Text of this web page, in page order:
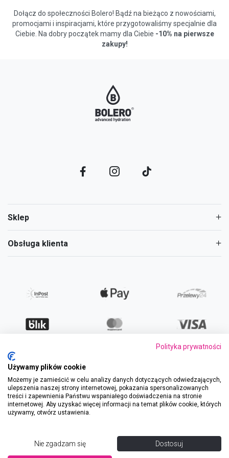
Sklep
Obsługa klienta
Dołącz do społeczności Bolero! Bądź na bieżąco z nowościami,
promocjami i inspiracjami, które przygotowaliśmy specjalnie dla
Ciebie. Na dobry początek mamy dla Ciebie -10% na pierwsze
zakupy!
Regulamin |Polityka prywatności
© 2026 Bolero Polska
e-com.house
Polityka prywatności
Używamy plików cookie
Możemy je zamieścić w celu analizy danych dotyczących odwiedzających,
ulepszenia naszej strony internetowej, pokazania spersonalizowanych
treści i zapewnienia Państwu wspaniałego doświadczenia na stronie
internetowej. Aby uzyskać więcej informacji na temat plików cookie, których
używamy, otwórz ustawienia.
Nie zgadzam się Dostosuj